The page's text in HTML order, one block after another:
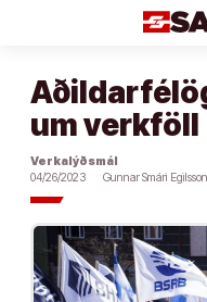
um verkföll
Verkalýðsmál
04/26/2023
Gunnar Smári Egilsson